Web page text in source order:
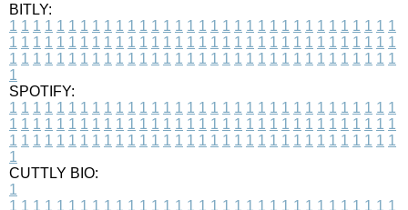
BITLY:
1 1 1 1 1 1 1 1 1 1 1 1 1 1 1 1 1 1 1 1 1 1 1 1 1 1 1 1 1 1 1 1 1
1 1 1 1 1 1 1 1 1 1 1 1 1 1 1 1 1 1 1 1 1 1 1 1 1 1 1 1 1 1 1 1 1
1 1 1 1 1 1 1 1 1 1 1 1 1 1 1 1 1 1 1 1 1 1 1 1 1 1 1 1 1 1 1 1 1
1
SPOTIFY:
1 1 1 1 1 1 1 1 1 1 1 1 1 1 1 1 1 1 1 1 1 1 1 1 1 1 1 1 1 1 1 1 1
1 1 1 1 1 1 1 1 1 1 1 1 1 1 1 1 1 1 1 1 1 1 1 1 1 1 1 1 1 1 1 1 1
1 1 1 1 1 1 1 1 1 1 1 1 1 1 1 1 1 1 1 1 1 1 1 1 1 1 1 1 1 1 1 1 1
1
CUTTLY BIO:
1
1 1 1 1 1 1 1 1 1 1 1 1 1 1 1 1 1 1 1 1 1 1 1 1 1 1 1 1 1 1 1 1 1